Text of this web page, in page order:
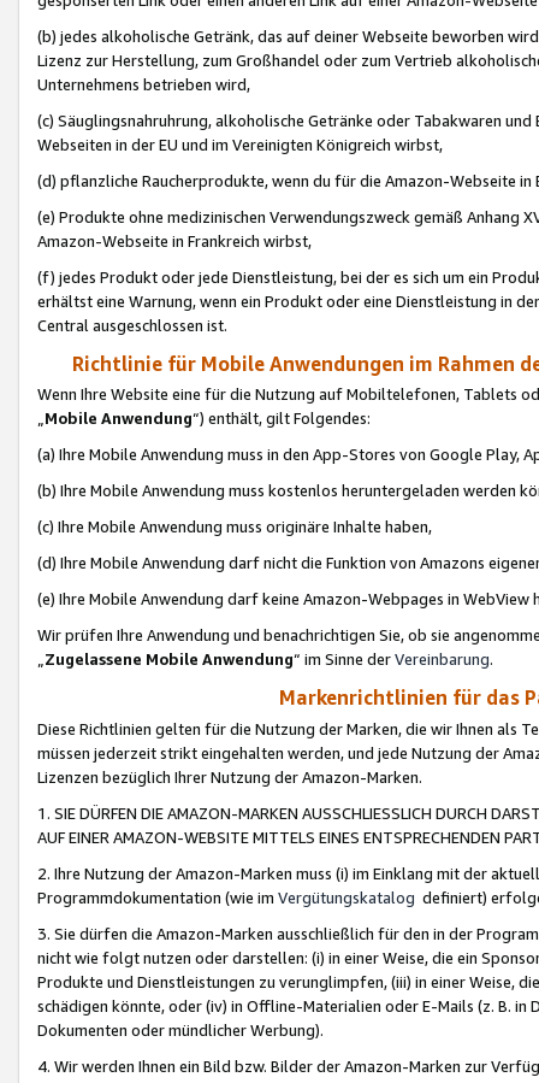
(b) jedes alkoholische Getränk, das auf deiner Webseite beworben
Lizenz zur Herstellung, zum Großhandel oder zum Vertrieb
Unternehmens betrieben wird,
(c) Säuglingsnahruhrung, alkoholische Getränke oder Tabakwaren
Webseiten in der EU und im Vereinigten Königreich wirbst,
(d) pflanzliche Raucherprodukte, wenn du für die Amazon-Webseite in
(e) Produkte ohne medizinischen Verwendungszweck gemäß Anhang
Amazon-Webseite in Frankreich wirbst,
(f) jedes Produkt oder jede Dienstleistung, bei der es sich um ein
erhältst eine Warnung, wenn ein Produkt oder eine Dienstleistung in
Central ausgeschlossen ist.
Richtlinie für Mobile Anwendungen im Rahmen
Wenn Ihre Website eine für die Nutzung auf Mobiltelefonen, Tablets
„Mobile Anwendung“) enthält, gilt Folgendes:
(a) Ihre Mobile Anwendung muss in den App-Stores von Google Play,
(b) Ihre Mobile Anwendung muss kostenlos heruntergeladen werden
(c) Ihre Mobile Anwendung muss originäre Inhalte haben,
(d) Ihre Mobile Anwendung darf nicht die Funktion von Amazons
(e) Ihre Mobile Anwendung darf keine Amazon-Webpages in WebView
Wir prüfen Ihre Anwendung und benachrichtigen Sie, ob sie
„Zugelassene Mobile Anwendung“ im Sinne derVereinbarung.
Markenrichtlinien für das
Diese Richtlinien gelten für die Nutzung der Marken, die wir Ihnen als
müssen jederzeit strikt eingehalten werden, und jede Nutzung der
Lizenzen bezüglich Ihrer Nutzung der Amazon-Marken.
1. SIE DÜRFEN DIE AMAZON-MARKEN AUSSCHLIESSLICH DURCH
AUF EINER AMAZON-WEBSITE MITTELS EINES ENTSPRECHENDEN
2. Ihre Nutzung der Amazon-Marken muss (i) im Einklang mit der
Programmdokumentation (wie im Vergütungskatalog definiert)
3. Sie dürfen die Amazon-Marken ausschließlich für den in der
nicht wie folgt nutzen oder darstellen: (i) in einer Weise, die ein
Produkte und Dienstleistungen zu verunglimpfen, (iii) in einer Weise,
schädigen könnte, oder (iv) in Offline-Materialien oder E-Mails (z. B. in
Dokumenten oder mündlicher Werbung).
4. Wir werden Ihnen ein Bild bzw. Bilder der Amazon-Marken zur